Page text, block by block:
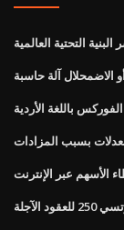
الاضمحلال آلة حاسبة
باللغة الأردية
بسبب المزادات
الأسهم عبر الإنترنت
الآجلة